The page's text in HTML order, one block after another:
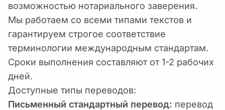
возможностью нотариального заверения.
Мы работаем со всеми типами текстов и
гарантируем строгое соответствие
терминологии международным стандартам.
Сроки выполнения составляют от 1-2 рабочих
дней.
Доступные типы переводов:
Письменный стандартный перевод: перевод